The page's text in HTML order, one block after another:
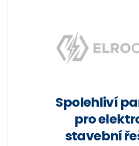
Spolehliví
pro
stavební